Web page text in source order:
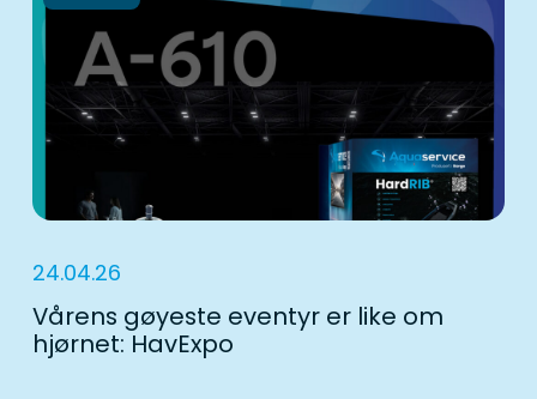
24.04.26
Vårens gøyeste eventyr er like om
hjørnet: HavExpo